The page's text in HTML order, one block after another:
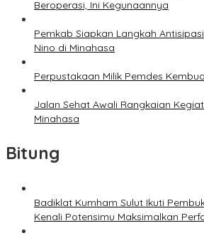
Beroperasi, Ini Kegunaannya
Pemkab Siapkan Langkah
Nino di Minahasa
Perpustakaan Milik Pemdes
Jalan Sehat Awali Rangkaian
Minahasa
Bitung
Badiklat Kumham Sulut Ikuti
Kenali Potensimu Maksimalkan